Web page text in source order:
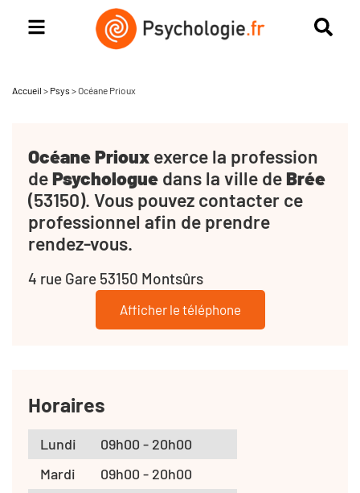
Accueil > Psys >Océane Prioux
Océane Prioux exerce la profession
dePsychologue dans la ville de Brée
(53150). Vous pouvez contacter ce
professionnel afin de prendre
rendez-vous.
4 rue Gare 53150 Montsûrs
Afficher le téléphone
Horaires
Lundi
09h00 - 20h00
Mardi
09h00 - 20h00